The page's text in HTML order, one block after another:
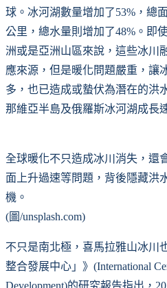
球。冰河湖數量增加了53%，總
公里，總水量則增加了48%。即
洲或是亞洲山區來說，這些冰川
應來源，但是暖化問題嚴重，讓
多，也已造成或蟄伏為潛在的洪
那維亞半島及俄羅斯冰河湖成長
全球暖化不只造成冰川消失，還
面上升過速等問題，背後隱藏洪
機。
(圖/unsplash.com)
不只是南北極，喜馬拉雅山冰川
整合發展中心」》(International
Development)的研究報告指出，